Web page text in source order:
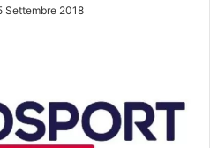
Settembre 2018